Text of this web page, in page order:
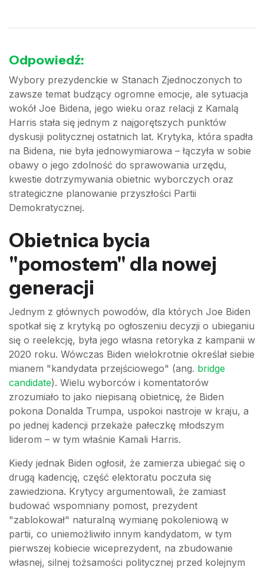
Odpowiedź:
Wybory prezydenckie w Stanach Zjednoczonych to
zawsze temat budzący ogromne emocje, ale sytuacja
wokół Joe Bidena, jego wieku oraz relacji z Kamalą
Harris stała się jednym z najgorętszych punktów
dyskusji politycznej ostatnich lat. Krytyka, która spadła
na Bidena, nie była jednowymiarowa – łączyła w sobie
obawy o jego zdolność do sprawowania urzędu,
kwestie dotrzymywania obietnic wyborczych oraz
strategiczne planowanie przyszłości Partii
Demokratycznej.
Obietnica bycia
"pomostem" dla nowej
generacji
Jednym z głównych powodów, dla których Joe Biden
spotkał się z krytyką po ogłoszeniu decyzji o ubieganiu
się o reelekcję, była jego własna retoryka z kampanii w
2020 roku. Wówczas Biden wielokrotnie określał siebie
mianem "kandydata przejściowego" (ang. bridge
candidate). Wielu wyborców i komentatorów
zrozumiało to jako niepisaną obietnicę, że Biden
pokona Donalda Trumpa, uspokoi nastroje w kraju, a
po jednej kadencji przekaże pałeczkę młodszym
liderom – w tym właśnie Kamali Harris.
Kiedy jednak Biden ogłosił, że zamierza ubiegać się o
drugą kadencję, część elektoratu poczuła się
zawiedziona. Krytycy argumentowali, że zamiast
budować wspomniany pomost, prezydent
"zablokował" naturalną wymianę pokoleniową w
partii, co uniemożliwiło innym kandydatom, w tym
pierwszej kobiecie wiceprezydent, na zbudowanie
własnej, silnej tożsamości politycznej przed kolejnym